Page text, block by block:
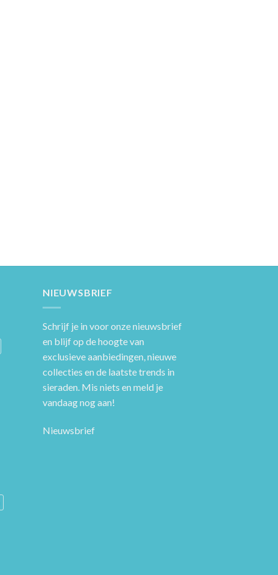
NIEUWSBRIEF
Schrijf je in voor onze nieuwsbrief
en blijf op de hoogte van
exclusieve aanbiedingen, nieuwe
collecties en de laatste trends in
sieraden. Mis niets en meld je
vandaag nog aan!
Nieuwsbrief